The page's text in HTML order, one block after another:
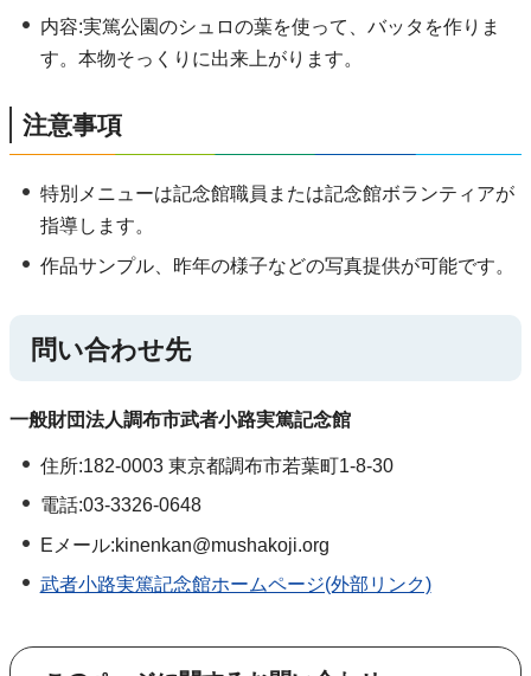
内容:実篤公園のシュロの葉を使って、バッタを作りま
す。本物そっくりに出来上がります。
注意事項
特別メニューは記念館職員または記念館ボランティアが
指導します。
作品サンプル、昨年の様子などの写真提供が可能です。
問い合わせ先
一般財団法人調布市武者小路実篤記念館
住所:182-0003 東京都調布市若葉町1-8-30
電話:03-3326-0648
Eメール:kinenkan@mushakoji.org
武者小路実篤記念館ホームページ(外部リンク)